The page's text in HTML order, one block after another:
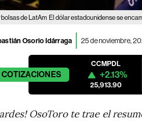
de LatAm El dólar estadounidense se
Osorio Idárraga 25 de noviembre,
COTIZACIONES
CCMPDL
+2.13%
25,913.90
OsoToro te trae el